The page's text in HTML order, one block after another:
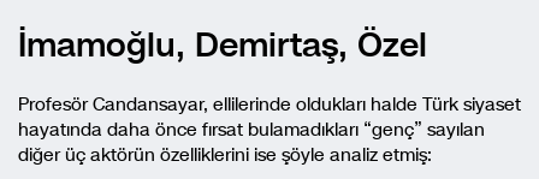
İmamoğlu, Demirtaş, Özel
Profesör Candansayar, ellilerinde oldukları halde Türk siyaset
hayatında daha önce fırsat bulamadıkları “genç” sayılan
diğer üç aktörün özelliklerini ise şöyle analiz etmiş: